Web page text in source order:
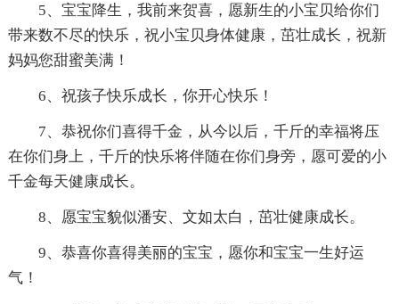
5、宝宝降生，我前来贺喜，愿新生的小宝贝给你们
带来数不尽的快乐，祝小宝贝身体健康，茁壮成长，祝新
妈妈您甜蜜美满！
6、祝孩子快乐成长，你开心快乐！
7、恭祝你们喜得千金，从今以后，千斤的幸福将压
在你们身上，千斤的快乐将伴随在你们身旁，愿可爱的小
千金每天健康成长。
8、愿宝宝貌似潘安、文如太白，茁壮健康成长。
9、恭喜你喜得美丽的宝宝，愿你和宝宝一生好运
气！